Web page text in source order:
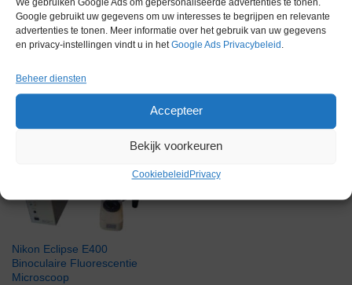
We gebruiken Google Ads om gepersonaliseerde advertenties te tonen.
Google gebruikt uw gegevens om uw interesses te begrijpen en relevante
advertenties te tonen. Meer informatie over het gebruik van uw gegevens
en privacy-instellingen vindt u in hetGoogle Ads Privacybeleid .
Beheer diensten
Accepteer
Bekijk voorkeuren
Cookiebeleid Privacy
Gerelateerde producten
Via bemiddeling
Nikon Eclipse E400
Binoculaire Fluorescentie
Microscoop